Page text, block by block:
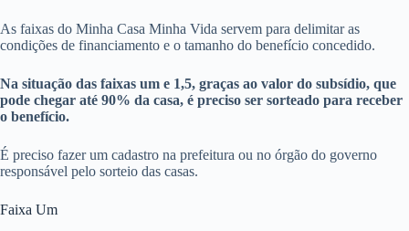
As faixas do Minha Casa Minha Vida servem para delimitar as
condições de financiamento e o tamanho do benefício concedido.
Na situação das faixas um e 1,5, graças ao valor do subsídio, que
pode chegar até 90% da casa, é preciso ser sorteado para receber
o benefício.
É preciso fazer um cadastro na prefeitura ou no órgão do governo
responsável pelo sorteio das casas.
Faixa Um